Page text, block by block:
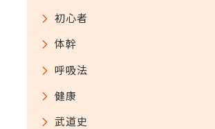
初心者
体幹
呼吸法
健康
武道史